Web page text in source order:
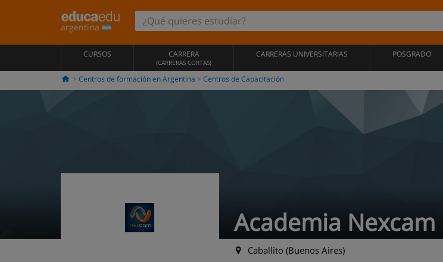
argentina
CURSOS CARRERA
(CARRERAS CORTAS)
CARRERAS UNIVERSITARIAS POSGRADO
Centros de formación en Argentina Centros de Capacitación
Academia Nexcam
Caballito (Buenos Aires)